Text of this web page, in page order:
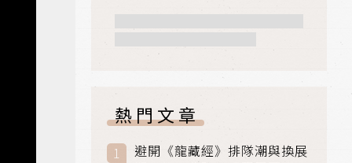
熱門文章
避開《龍藏經》排隊潮與換展